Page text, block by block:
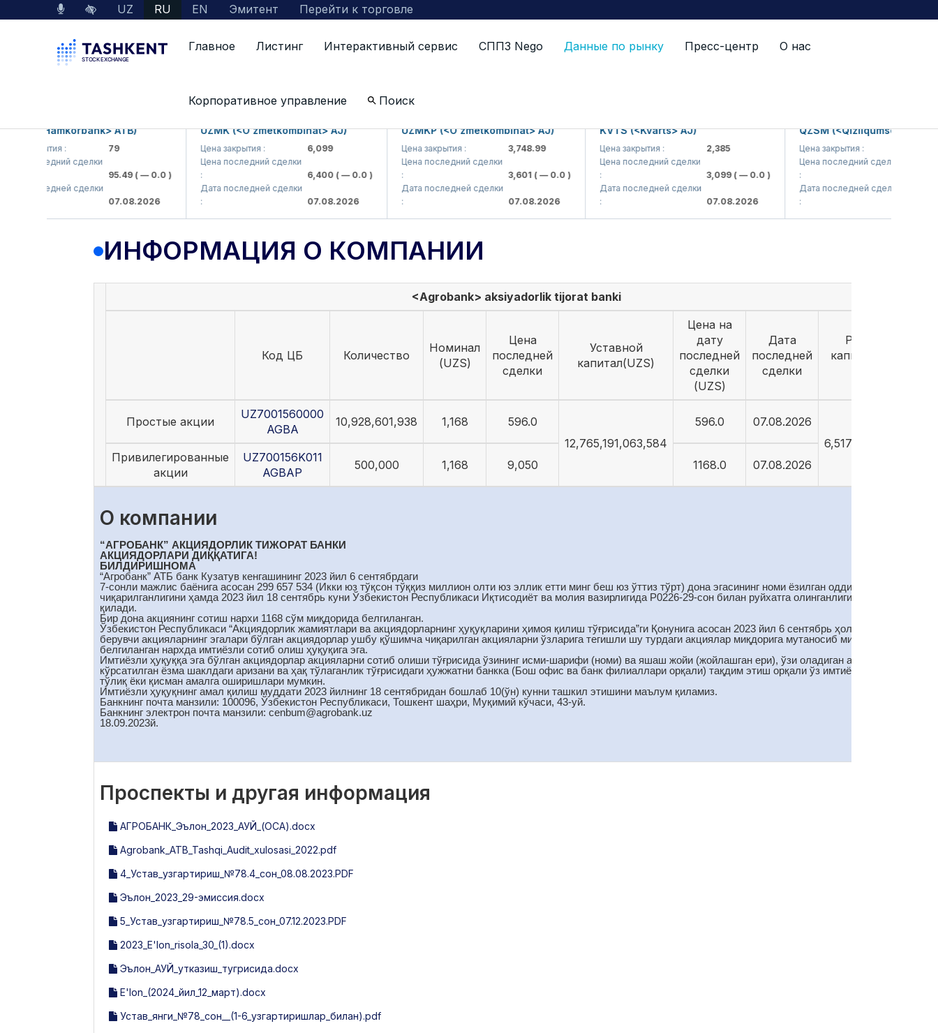
UZ RU EN Эмитент Перейти к торговле
Главное Листинг Интерактивный сервис СППЗ Nego Данные по рынку Пресс-центр О нас
Корпоративное управление Поиск
Информация о компании
(<Hamkorbank> ATB)
закрытия :
последний сделки
95.49( — 0.0 )
последней сделки
07.08.2026
UZMK (<O'zmetkombinat> AJ)
Цена закрытия :
6,099
Цена последний сделки
6,400( — 0.0 )
Дата последней сделки
07.08.2026
UZMKP (<O'zmetkombinat> AJ)
Цена закрытия :
3,748.99
Цена последний сделки
3,601( — 0.0 )
Дата последней сделки
07.08.2026
KVTS (<Kvarts> AJ)
Цена закрытия :
2,385
Цена последний сделки
3,099( — 0.0 )
Дата последней сделки
07.08.2026
QZSM (<Qizilqumsement> AJ)
Цена закрытия :
Цена последний сделки
Дата последней сделки
ИНФОРМАЦИЯ О КОМПАНИИ
<Agrobank> aksiyadorlik tijorat banki
Код ЦБ Количество
Номинал
(UZS)
Цена
последней
сделки
Уставной
капитал(UZS)
Цена на
дату
последней
сделки
(UZS)
Дата
последней
сделки
Рыночная
капитализация
Простые акции
UZ7001560000
AGBA
10,928,601,938 1,168
596.0
12,765,191,063,584
596.0
07.08.2026
6,517,971,755,048
Привилегированные
акции
UZ700156K011
AGBAP
500,000 1,168 9,050 1168.0 07.08.2026
О компании
“АГРОБАНК” АКЦИЯДОРЛИК ТИЖОРАТ БАНКИ
АКЦИЯДОРЛАРИ ДИҚҚАТИГА!
БИЛДИРИШНОМА
“Агробанк” АТБ банк Кузатув кенгашининг 2023 йил 6 сентябрдаги
7-сонли мажлис баёнига асосан 299 657 534 (Икки юз тўқсон тўққиз миллион олти юз эллик етти минг беш юз ўттиз тўрт) дона эгасининг номи ёзилган оддий акциялар
чиқарилганлигини ҳамда 2023 йил 18 сентябрь куни Ўзбекистон Республикаси Иқтисодиёт ва молия вазирлигида Р0226-29-сон билан руйхатга олинганлигини маълум
қилади.
Бир дона акциянинг сотиш нархи 1168 сўм миқдорида белгиланган.
Ўзбекистон Республикаси “Акциядорлик жамиятлари ва акциядорларнинг ҳуқуқларини ҳимоя қилиш тўғрисида”ги Қонунига асосан 2023 йил 6 сентябрь ҳолатига овоз
берувчи акцияларнинг эгалари бўлган акциядорлар ушбу қўшимча чиқарилган акцияларни ўзларига тегишли шу турдаги акциялар миқдорига мутаносиб миқдорда
белгиланган нархда имтиёзли сотиб олиш ҳуқуқига эга.
Имтиёзли ҳуқуққа эга бўлган акциядорлар акцияларни сотиб олиши тўғрисида ўзининг исми-шарифи (номи) ва яшаш жойи (жойлашган ери), ўзи оладиган акциялар сони
кўрсатилган ёзма шаклдаги аризани ва ҳақ тўлаганлик тўғрисидаги ҳужжатни банкка (Бош офис ва банк филиаллари орқали) тақдим этиш орқали ўз имтиёзли ҳуқуқини
тўлиқ ёки қисман амалга оширишлари мумкин.
Имтиёзли ҳуқуқнинг амал қилиш муддати 2023 йилнинг 18 сентябридан бошлаб 10(ўн) кунни ташкил этишини маълум қиламиз.
Банкнинг почта манзили: 100096, Ўзбекистон Республикаси, Тошкент шаҳри, Муқимий кўчаси, 43-уй.
Банкнинг электрон почта манзили: cenbum@аgrobank.uz
18.09.2023й.
Проспекты и другая информация
АГРОБАНК_Эълон_2023_АУЙ_(ОСА).docx
Agrobank_ATB_Tashqi_Audit_xulosasi_2022.pdf
4_Устав_узгартириш_№78.4_сон_08.08.2023.PDF
Эълон_2023_29-эмиссия.docx
5_Устав_узгартириш_№78.5_сон_07.12.2023.PDF
2023_E'lon_risola_30_(1).docx
Эълон_АУЙ_утказиш_тугрисида.docx
E'lon_(2024_йил_12_март).docx
Устав_янги_№78_сон__(1-6_узгартиришлар_билан).pdf